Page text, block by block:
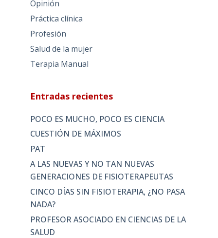
Opinión
Práctica clínica
Profesión
Salud de la mujer
Terapia Manual
Entradas recientes
POCO ES MUCHO, POCO ES CIENCIA
CUESTIÓN DE MÁXIMOS
PAT
A LAS NUEVAS Y NO TAN NUEVAS
GENERACIONES DE FISIOTERAPEUTAS
CINCO DÍAS SIN FISIOTERAPIA, ¿NO PASA
NADA?
PROFESOR ASOCIADO EN CIENCIAS DE LA
SALUD